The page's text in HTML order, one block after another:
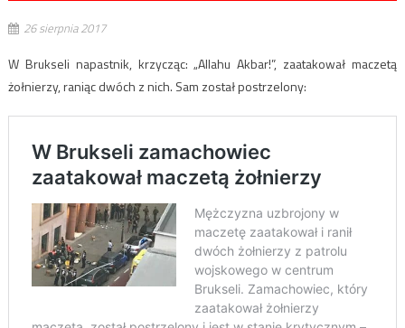
26 sierpnia 2017
W Brukseli napastnik, krzycząc: „Allahu Akbar!”, zaatakował maczetą
żołnierzy, raniąc dwóch z nich. Sam został postrzelony: